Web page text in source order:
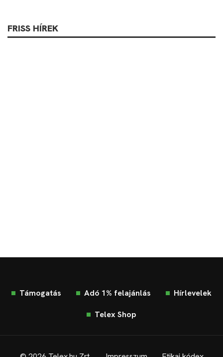
FRISS HÍREK
Támogatás Adó 1% felajánlás Hírlevelek
Telex Shop